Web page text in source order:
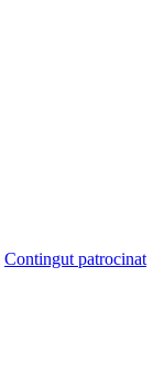
Contingut patrocinat